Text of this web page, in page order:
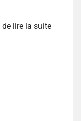
de lire la suite